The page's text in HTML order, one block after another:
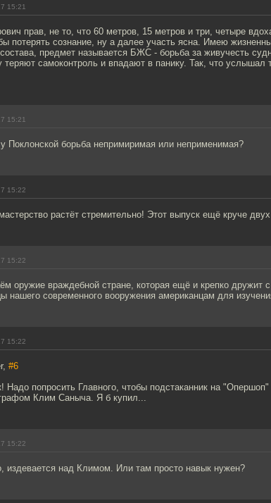
15:21
прав, не то, что 60 метров, 15 метров и три, четыре
потерять сознание, ну а далее участь ясна. Имею
предмет называется БЖС - борьба за живучесть
самоконтроль и впадают в панику. Так, что услышал
15:21
Поклонской борьба непримиримая или неприменимая?
15:22
растёт стремительно! Этот выпуск ещё круче
15:22
оружие враждебной стране, которая ещё и крепко дружит
нашего современного вооружения американцам для
15:22
#6
Надо попросить Главного, чтобы подстаканник на
Клим Саныча. Я б купил...
15:22
издевается над Климом. Или там просто навык нужен?